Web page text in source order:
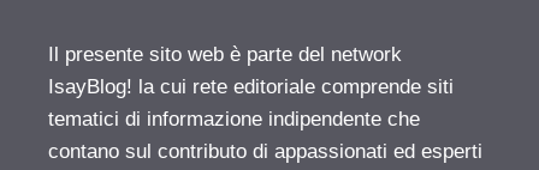
Il presente sito web è parte del network
IsayBlog! la cui rete editoriale comprende siti
tematici di informazione indipendente che
contano sul contributo di appassionati ed esperti